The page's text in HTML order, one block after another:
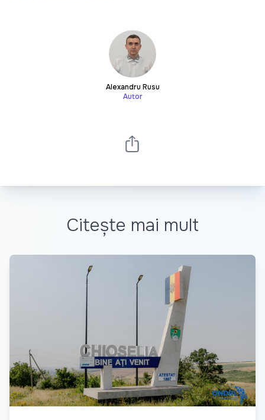
Alexandru Rusu
Autor
Citește mai mult